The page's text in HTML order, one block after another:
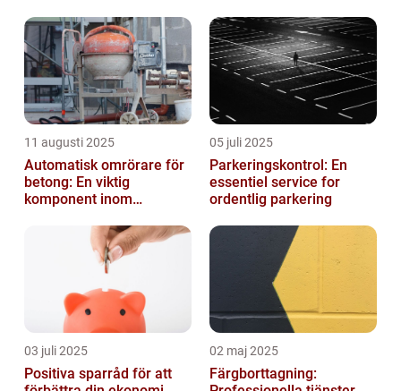
11 augusti 2025
Automatisk omrörare för
betong: En viktig
komponent inom
05 juli 2025
Parkeringskontrol: En
essentiel service for
ordentlig parkering
03 juli 2025
Positiva sparråd för att
02 maj 2025
Färgborttagning: